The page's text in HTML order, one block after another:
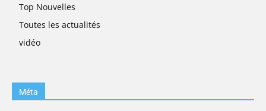
Top Nouvelles
Toutes les actualités
vidéo
Méta